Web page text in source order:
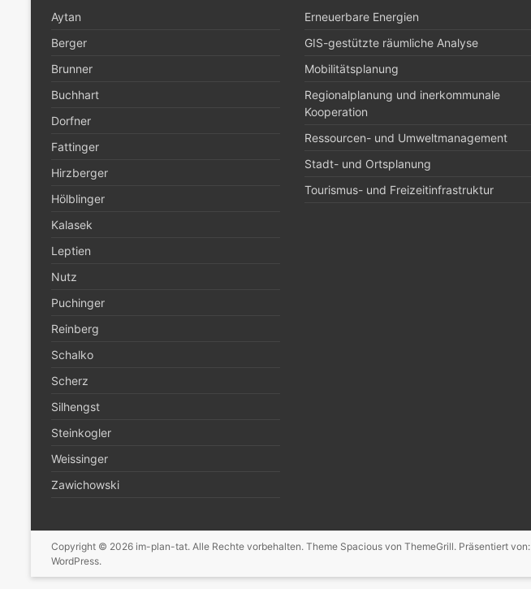
Aytan
Berger
Brunner
Buchhart
Dorfner
Fattinger
Hirzberger
Hölblinger
Kalasek
Leptien
Nutz
Puchinger
Reinberg
Schalko
Scherz
Silhengst
Steinkogler
Weissinger
Zawichowski
Erneuerbare Energien
GIS-gestützte räumliche Analyse
Mobilitätsplanung
Regionalplanung und inerkommunale
Kooperation
Ressourcen- und Umweltmanagement
Stadt- und Ortsplanung
Tourismus- und Freizeitinfrastruktur
Copyright © 2026 im-plan-tat. Alle Rechte vorbehalten. Theme Spacious von ThemeGrill. Präsentiert von:
WordPress.